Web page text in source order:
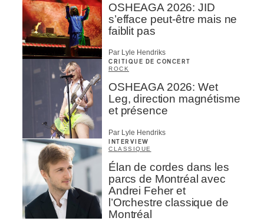
OSHEAGA 2026: JID
s’efface peut-être mais ne
faiblit pas
Par Lyle Hendriks
CRITIQUE DE CONCERT
ROCK
OSHEAGA 2026: Wet
Leg, direction magnétisme
et présence
Par Lyle Hendriks
INTERVIEW
CLASSIQUE
Élan de cordes dans les
parcs de Montréal avec
Andrei Feher et
l’Orchestre classique de
Montréal